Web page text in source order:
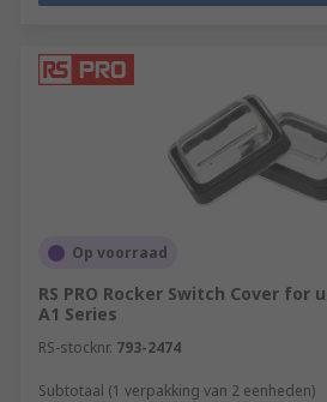
Op voorraad
RS PRO Rocker Switch Cover for
A1 Series
RS-stocknr. 793-2474
Subtotaal (1 verpakking van 2 eenheden)